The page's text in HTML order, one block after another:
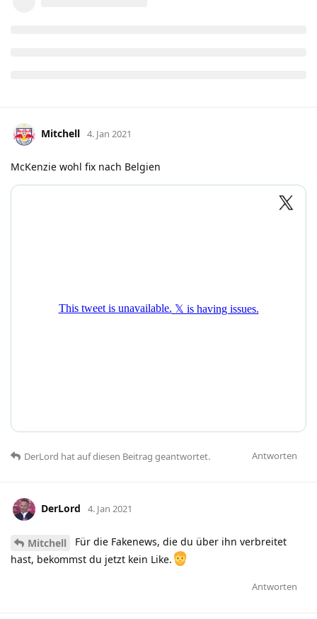
Mitchell 4. Jan 2021
McKenzie wohl fix nach Belgien
Antworten
DerLord hatauf diesen Beitrag geantwortet.
DerLord 4. Jan 2021
Mitchell
Für die Fakenews, die du über ihn verbreitet
hast, bekommst du jetzt kein Like.
Antworten